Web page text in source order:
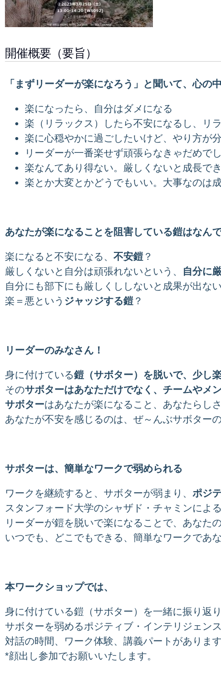
開催概要（要旨）
「まずリーダーが楽になろう」と聞いて、心
楽になったら、自分はダメになる
楽（リラックス）したら不安になるし、リ
楽に心穏やかに過ごしたいけど、やり方が
リーダーが一番楽せず頑張らなきゃだめで
楽なんてあり得ない。厳しくないと成長で
楽とか大変とかどうでもいい。大事なのは
あなたが楽になることを阻害している鎧はなん
楽になると不安になる、 不安鎧 ？
厳しくないと自分は頑張れないという、 自分に
自分にも部下にも厳しくししないと成果が出な
楽＝悪という ジャッジする鎧 ？
リーダーのみなさん！
身に付けている鎧（サボター）を脱いで、少し
そのサボターはあなただけでなく、チームやメ
サボターはあなたが楽になること、あなたらし
あなたが不安を感じるのは、ぜ～んぶサボター
サボターは、簡単なワークで弱められる
ワークを継続すると、サボターが弱まり、 ポジ
スタンフォード大学のシャザド・チャミンによ
リーダーが鎧を脱いで楽になることで、あなた
いつでも、どこでもできる、簡単なワークであ
本ワークショップでは、
身に付けている鎧（サボター）を一緒に振り返
サボターを弱めるポジティブ・インテリジェン
対話の時間、ワーク体験、講義パートがありま
*顔出し参加でお願いいたします。